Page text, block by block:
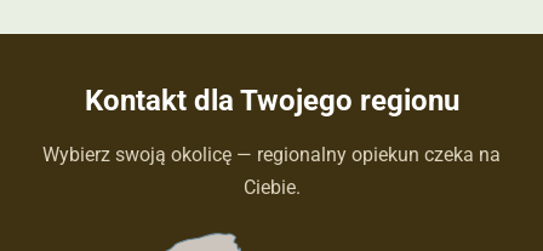
Kontakt dla Twojego regionu
Wybierz swoją okolicę — regionalny opiekun czeka na
Ciebie.